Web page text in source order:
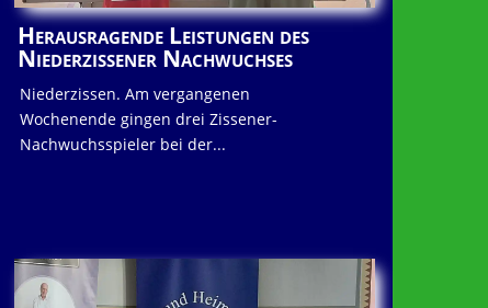
Herausragende Leistungen des
Niederzissener Nachwuchses
Niederzissen. Am vergangenen
Wochenende gingen drei Zissener-
Nachwuchsspieler bei der...